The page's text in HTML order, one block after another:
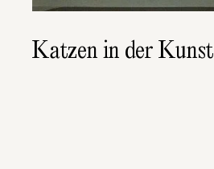
Katzen in der Kunst